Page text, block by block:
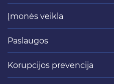
Įmonės veikla
Paslaugos
Korupcijos prevencija